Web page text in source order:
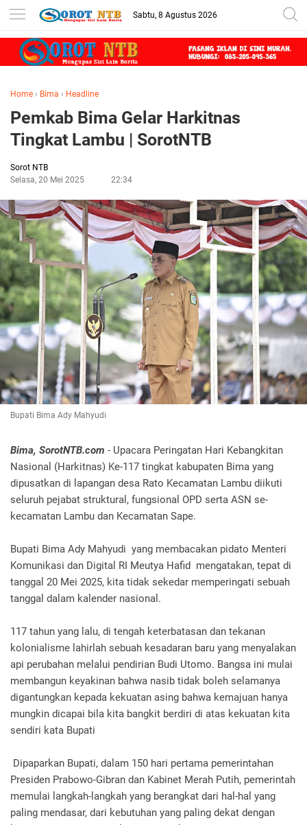
Sabtu, 8 Agustus 2026
Home › Bima › Headline
Pemkab Bima Gelar Harkitnas
Tingkat Lambu | SorotNTB
Sorot NTB
Selasa, 20 Mei 2025
22:34
Bupati Bima Ady Mahyudi
Bima, SorotNTB.com - Upacara Peringatan Hari Kebangkitan
Nasional (Harkitnas) Ke-117 tingkat kabupaten Bima yang
dipusatkan di lapangan desa Rato Kecamatan Lambu diikuti
seluruh pejabat struktural, fungsional OPD serta ASN se-
kecamatan Lambu dan Kecamatan Sape.
Bupati Bima Ady Mahyudi yang membacakan pidato Menteri
Komunikasi dan Digital RI Meutya Hafid mengatakan, tepat di
tanggal 20 Mei 2025, kita tidak sekedar memperingati sebuah
tanggal dalam kalender nasional.
117 tahun yang lalu, di tengah keterbatasan dan tekanan
kolonialisme lahirlah sebuah kesadaran baru yang menyalakan
api perubahan melalui pendirian Budi Utomo. Bangsa ini mulai
membangun keyakinan bahwa nasib tidak boleh selamanya
digantungkan kepada kekuatan asing bahwa kemajuan hanya
mungkin dicapai bila kita bangkit berdiri di atas kekuatan kita
sendiri kata Bupati
Dipaparkan Bupati, dalam 150 hari pertama pemerintahan
Presiden Prabowo-Gibran dan Kabinet Merah Putih, pemerintah
memulai langkah-langkah yang berangkat dari hal-hal yang
paling mendasar, dari kebutuhan yang paling dekat dengan